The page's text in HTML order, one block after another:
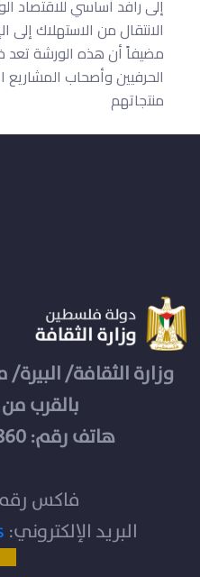
إلى رافد أساسي للاقتصاد
الانتقال من الاستهلاك إلى
مضيفاً أن هذه الورشة
الحرفيين وأصحاب
منتجاتهم
وزارة الثقافة/
بالقرب
هاتف رقم: 2413860 (2) 00970
فاكس رقم :
البريد الإلكتروني: